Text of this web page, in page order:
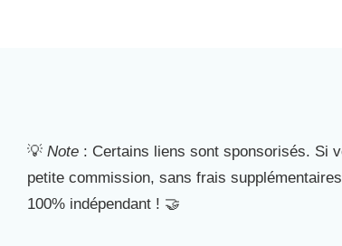
💡 Note : Certains liens sont sponsorisés. Si
petite commission, sans frais
100% indépendant ! 🤝